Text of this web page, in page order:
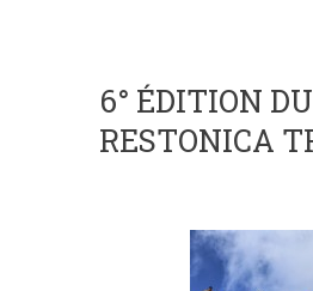
6° ÉDITION DU
RESTONICA